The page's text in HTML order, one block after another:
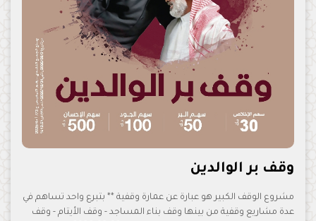
وقف بر الوالدين
مشروع الوقف الكبير هو عبارة عن عمارة وقفية ** بتبرع واحد تساهم في
عدة مشاريع وقفية من بينها وقف بناء المساجد - وقف الأيتام - وقف